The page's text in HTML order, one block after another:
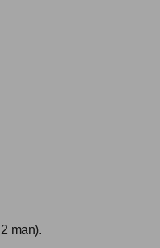
man).